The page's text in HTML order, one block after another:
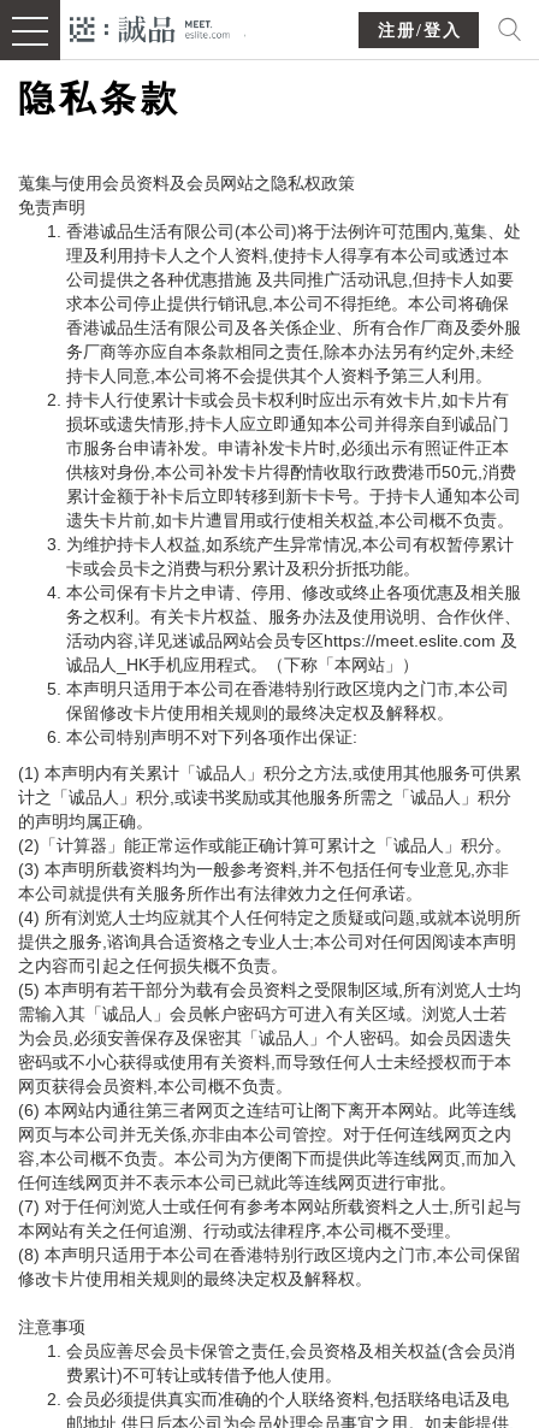
注册/登入
隐私条款
蒐集与使用会员资料及会员网站之隐私权政策
免责声明
香港诚品生活有限公司(本公司)将于法例许可范围内,蒐集、处
理及利用持卡人之个人资料,使持卡人得享有本公司或透过本
公司提供之各种优惠措施 及共同推广活动讯息,但持卡人如要
求本公司停止提供行销讯息,本公司不得拒绝。本公司将确保
香港诚品生活有限公司及各关係企业、所有合作厂商及委外服
务厂商等亦应自本条款相同之责任,除本办法另有约定外,未经
持卡人同意,本公司将不会提供其个人资料予第三人利用。
持卡人行使累计卡或会员卡权利时应出示有效卡片,如卡片有
损坏或遗失情形,持卡人应立即通知本公司并得亲自到诚品门
市服务台申请补发。申请补发卡片时,必须出示有照证件正本
供核对身份,本公司补发卡片得酌情收取行政费港币50元,消费
累计金额于补卡后立即转移到新卡卡号。于持卡人通知本公司
遗失卡片前,如卡片遭冒用或行使相关权益,本公司概不负责。
为维护持卡人权益,如系统产生异常情况,本公司有权暂停累计
卡或会员卡之消费与积分累计及积分折抵功能。
本公司保有卡片之申请、停用、修改或终止各项优惠及相关服
务之权利。有关卡片权益、服务办法及使用说明、合作伙伴、
活动内容,详见迷诚品网站会员专区https://meet.eslite.com 及
诚品人_HK手机应用程式。（下称「本网站」）
本声明只适用于本公司在香港特别行政区境内之门市,本公司
保留修改卡片使用相关规则的最终决定权及解释权。
本公司特别声明不对下列各项作出保证:
(1) 本声明内有关累计「诚品人」积分之方法,或使用其他服务可供累
计之「诚品人」积分,或读书奖励或其他服务所需之「诚品人」积分
的声明均属正确。
(2)「计算器」能正常运作或能正确计算可累计之「诚品人」积分。
(3) 本声明所载资料均为一般参考资料,并不包括任何专业意见,亦非
本公司就提供有关服务所作出有法律效力之任何承诺。
(4) 所有浏览人士均应就其个人任何特定之质疑或问题,或就本说明所
提供之服务,谘询具合适资格之专业人士;本公司对任何因阅读本声明
之内容而引起之任何损失概不负责。
(5) 本声明有若干部分为载有会员资料之受限制区域,所有浏览人士均
需输入其「诚品人」会员帐户密码方可进入有关区域。浏览人士若
为会员,必须安善保存及保密其「诚品人」个人密码。如会员因遗失
密码或不小心获得或使用有关资料,而导致任何人士未经授权而于本
网页获得会员资料,本公司概不负责。
(6) 本网站内通往第三者网页之连结可让阁下离开本网站。此等连线
网页与本公司并无关係,亦非由本公司管控。对于任何连线网页之内
容,本公司概不负责。本公司为方便阁下而提供此等连线网页,而加入
任何连线网页并不表示本公司已就此等连线网页进行审批。
(7) 对于任何浏览人士或任何有参考本网站所载资料之人士,所引起与
本网站有关之任何追溯、行动或法律程序,本公司概不受理。
(8) 本声明只适用于本公司在香港特别行政区境内之门市,本公司保留
修改卡片使用相关规则的最终决定权及解释权。
注意事项
会员应善尽会员卡保管之责任,会员资格及相关权益(含会员消
费累计)不可转让或转借予他人使用。
会员必须提供真实而准确的个人联络资料,包括联络电话及电
邮地址,供日后本公司为会员处理会员事宜之用。如未能提供,